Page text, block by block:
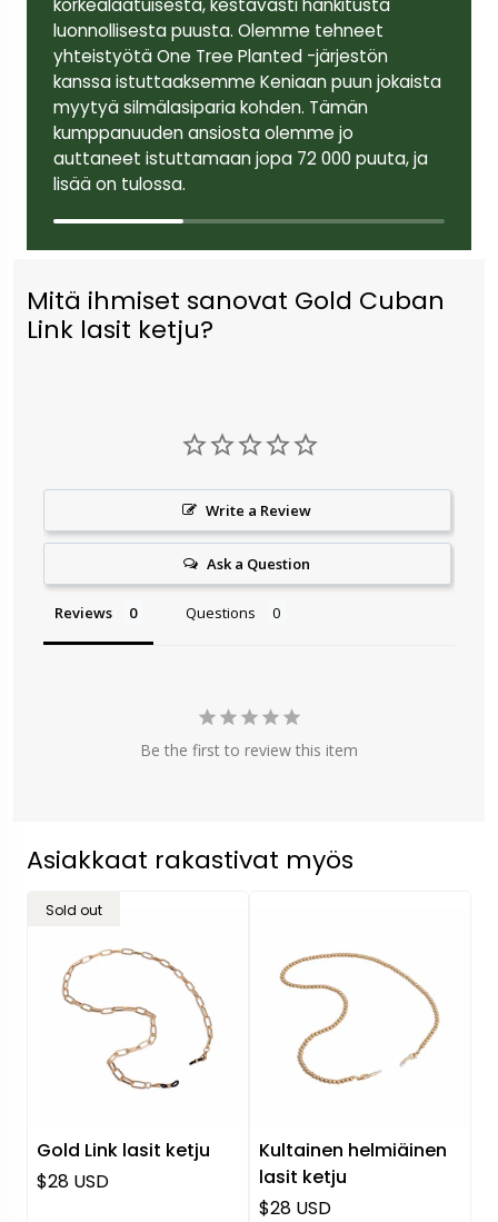
korkealaatuisesta, kestävästi hankitusta
luonnollisesta puusta. Olemme tehneet
yhteistyötä One Tree Planted -järjestön
kanssa istuttaaksemme Keniaan puun jokaista
myytyä silmälasiparia kohden. Tämän
kumppanuuden ansiosta olemme jo
auttaneet istuttamaan jopa 72 000 puuta, ja
lisää on tulossa.
Mitä ihmiset sanovat Gold Cuban
Link lasit ketju?
Write a Review
Ask a Question
Reviews Questions
Be the first to review this item
Asiakkaat rakastivat myös
Sold out
Gold Link lasit ketju
Normaali hinta
$28 USD
Kultainen helmiäinen
lasit ketju
Normaali hinta
$28 USD